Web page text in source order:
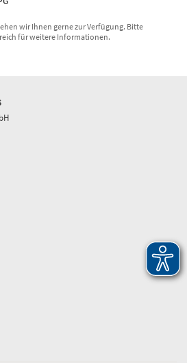
wir Ihnen gerne zur Verfügung. Bitte
für weitere Informationen.